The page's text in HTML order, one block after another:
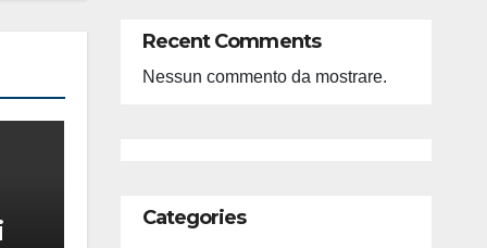
Recent Comments
Nessun commento da mostrare.
Categories